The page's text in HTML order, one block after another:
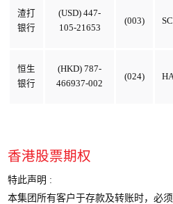
渣打
银行
(USD) 447-
105-21653
(003)
恒生
银行
(HKD) 787-
466937-002
(024)
香港股票期权
特此声明 :
本集团所有客户于存款及转账时，必